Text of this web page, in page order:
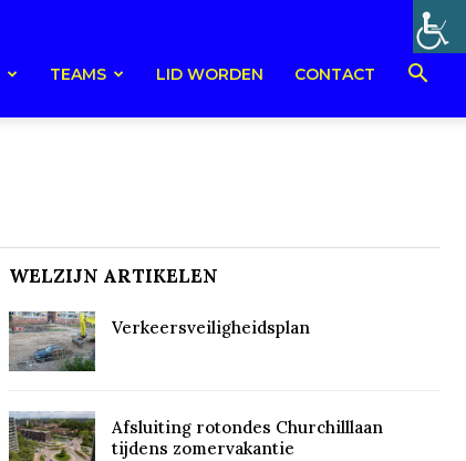
TEAMS LID WORDEN CONTACT
WELZIJN ARTIKELEN
Verkeersveiligheidsplan
Afsluiting rotondes Churchilllaan
tijdens zomervakantie